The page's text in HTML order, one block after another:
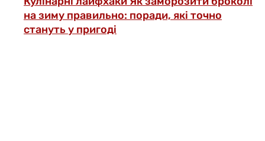
на зиму правильно: поради, які точно
стануть у пригоді